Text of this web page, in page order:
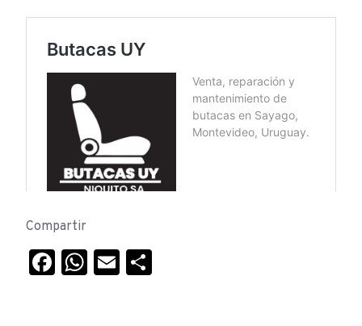
Compartir
Facebook
WhatsApp
Email